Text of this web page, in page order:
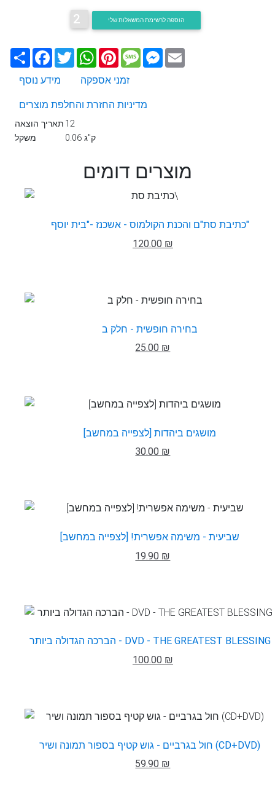
2 הוספה לרשימת המשאלות שלי
שתף Facebook
TwitterWhatsApp
PinterestMessageMessenger
מידע נוסף
זמני אספקה
מדיניות החזרת והחלפת מוצרים
תאריך הוצאה 12
משקל
0.06 ק"ג
מוצרים דומים
כתיבת סת"ם והכנת הקולמוס - אשכנז -"בית יוסף"
120.00 ₪
בחירה חופשית - חלק ב
25.00 ₪
מושגים ביהדות [לצפייה במחשב]
30.00 ₪
שביעית - משימה אפשרית! [לצפייה במחשב]
19.90 ₪
הברכה הגדולה ביותר - DVD - THE GREATEST BLESSING
100.00 ₪
חול בגרביים - גוש קטיף בספור תמונה ושיר (CD+DVD)
59.90 ₪